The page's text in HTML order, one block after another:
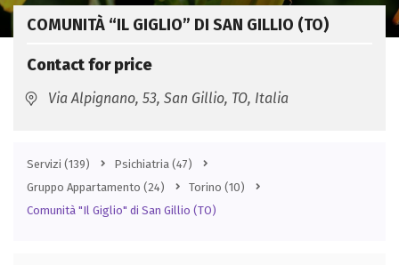
COMUNITÀ “IL GIGLIO” DI SAN GILLIO (TO)
Contact for price
Via Alpignano, 53, San Gillio, TO, Italia
Servizi (139) Psichiatria (47)
Gruppo Appartamento (24) Torino (10)
Comunità "Il Giglio" di San Gillio (TO)